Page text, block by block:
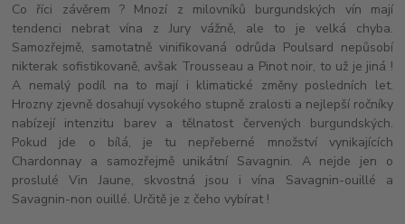
Co říci závěrem ? Mnozí z milovníků burgundských vín mají
tendenci nebrat vína z Jury vážně, ale to je velká chyba.
Samozřejmě, samotatně vinifikovaná odrůda Poulsard nepůsobí
nikterak sofistikovaně, avšak Trousseau a Pinot noir, to už je jiná !
A nemalý podíl na to mají i klimatické změny posledních let.
Hrozny zjevně dosahují vysokého stupně zralosti a nejlepší ročníky
nabízejí intenzitu barev a tělnatost červených burgundských.
Pokud jde o bílá, je tu nepřeberné množství vynikajících
Chardonnay a samozřejmě unikátní Savagnin. A nejde jen o
proslulé Vin Jaune, skvostná jsou i vína Savagnin-ouillé a
Savagnin-non ouillé. Určitě je z čeho vybírat !